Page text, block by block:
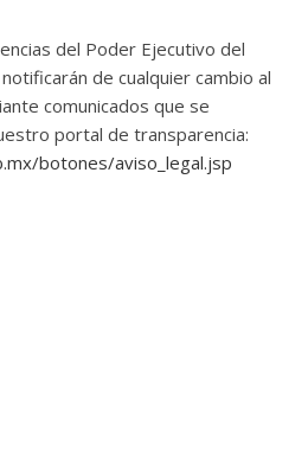
del Poder Ejecutivo del
de cualquier cambio al
comunicados que se
portal de transparencia:
botones/aviso_legal.jsp